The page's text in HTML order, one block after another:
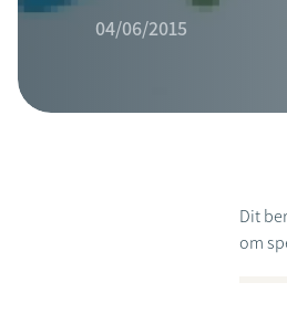
04/06/2015
Dit
om